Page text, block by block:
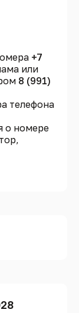
+7
или
8 (991)
телефона
о номере